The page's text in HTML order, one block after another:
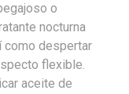
o
nocturna
como despertar
flexible.
aceite de